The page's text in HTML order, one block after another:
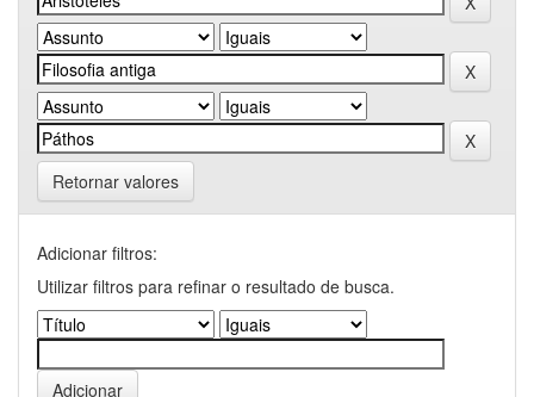
Retornar valores
Adicionar filtros:
Utilizar filtros para refinar o resultado de busca.